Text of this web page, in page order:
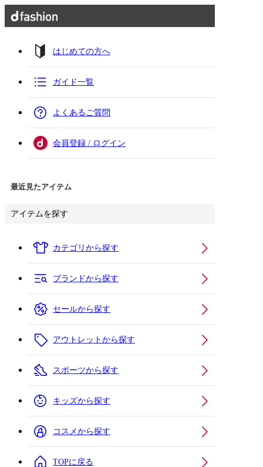
はじめての方へ
ガイド一覧
よくあるご質問
会員登録 / ログイン
最近見たアイテム
アイテムを探す
カテゴリから探す
ブランドから探す
セールから探す
アウトレットから探す
スポーツから探す
キッズから探す
コスメから探す
TOPに戻る